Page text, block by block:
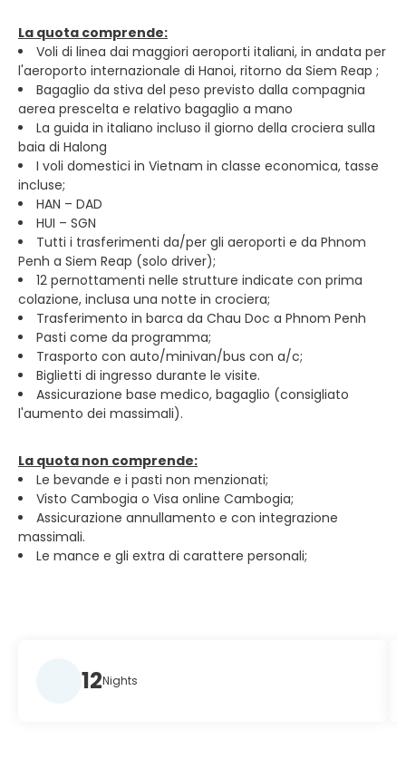
La quota comprende:
Voli di linea dai maggiori aeroporti italiani, in andata per
l'aeroporto internazionale di Hanoi, ritorno da Siem Reap ;
Bagaglio da stiva del peso previsto dalla compagnia
aerea prescelta e relativo bagaglio a mano
La guida in italiano incluso il giorno della crociera sulla
baia di Halong
I voli domestici in Vietnam in classe economica, tasse
incluse;
HAN – DAD
HUI – SGN
Tutti i trasferimenti da/per gli aeroporti e da Phnom
Penh a Siem Reap (solo driver);
12 pernottamenti nelle strutture indicate con prima
colazione, inclusa una notte in crociera;
Trasferimento in barca da Chau Doc a Phnom Penh
Pasti come da programma;
Trasporto con auto/minivan/bus con a/c;
Biglietti di ingresso durante le visite.
Assicurazione base medico, bagaglio (consigliato
l'aumento dei massimali).
La quota non comprende:
Le bevande e i pasti non menzionati;
Visto Cambogia o Visa online Cambogia;
Assicurazione annullamento e con integrazione
massimali.
Le mance e gli extra di carattere personali;
12Nights